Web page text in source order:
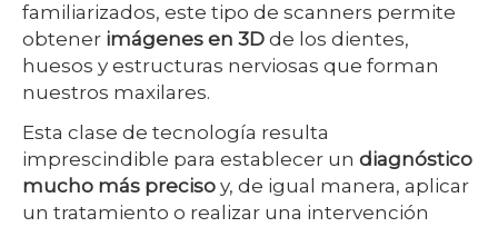
familiarizados, este tipo de scanners permite
obtener imágenes en 3D de los dientes,
huesos y estructuras nerviosas que forman
nuestros maxilares.
Esta clase de tecnología resulta
imprescindible para establecer un diagnóstico
mucho más preciso y, de igual manera, aplicar
un tratamiento o realizar una intervención